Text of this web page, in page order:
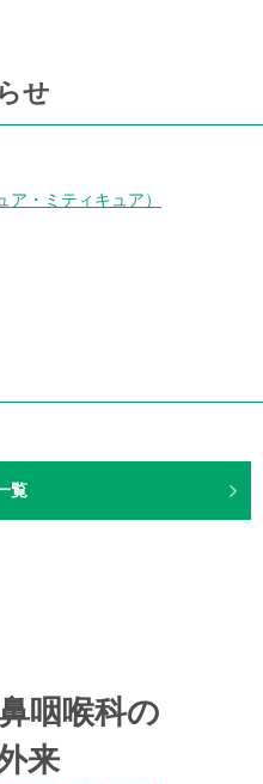
せ
・ミティキュア）
覧
咽喉科の
来